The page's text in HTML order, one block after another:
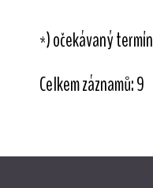
*) očekávaný termín
Celkem záznamů: 9